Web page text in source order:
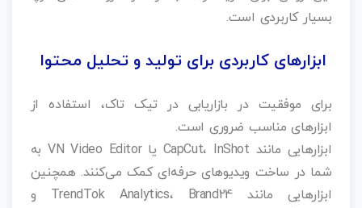
بسیار کاربردی است.
ابزارهای کاربردی برای تولید و تحلیل محتوا
برای موفقیت در بازاریابی در تیک تاک، استفاده از
ابزارهای مناسب ضروری است.
ابزارهایی مانند CapCut، InShot یا VN Video Editor به
شما در ساخت ویدیوهای حرفه‌ای کمک می‌کنند. همچنین
ابزارهایی مانند TrendTok Analytics، Brand24 و